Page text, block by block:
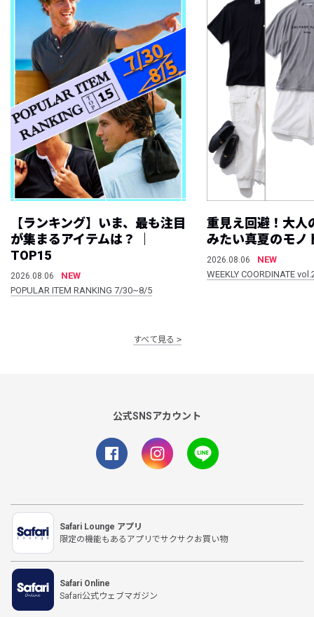
【ランキング】いま、最も注目
が集まるアイテムは？ ｜
TOP15
2026.08.06
NEW
POPULAR ITEM RANKING 7/30~8/5
重見え回避！大人
みたい真夏のモノ
2026.08.06
NEW
WEEKLY COORDINATE
すべて見る
公式SNSアカウント
Safari Lounge アプリ
限定の機能もあるアプリでサクサクお買い物
Safari Online
Safari公式ウェブマガジン